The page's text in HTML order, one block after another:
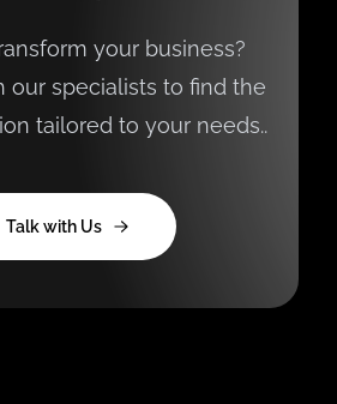
your business?
our specialists to find the
tailored to your needs..
Talk with Us